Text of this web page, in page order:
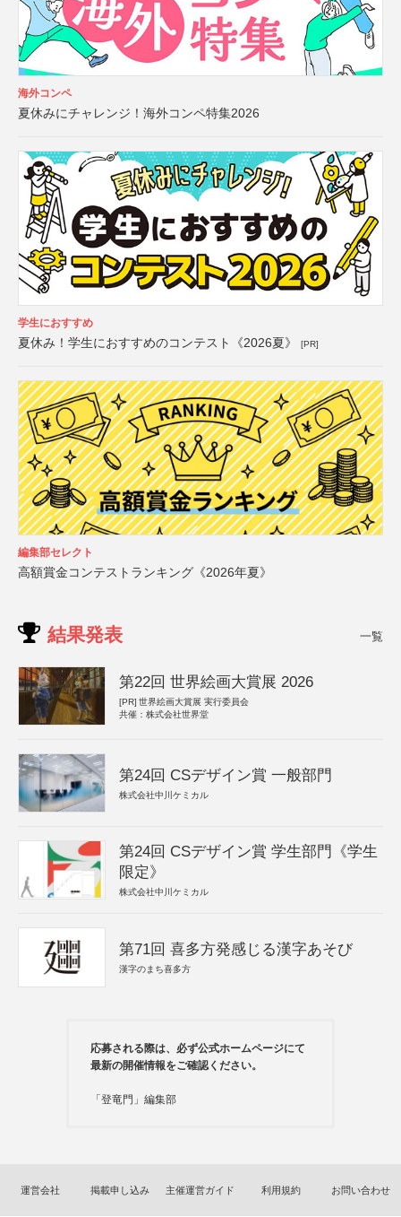
海外コンペ
夏休みにチャレンジ！海外コンペ特集2026
学生におすすめ
夏休み！学生におすすめのコンテスト《2026夏》 [PR]
編集部セレクト
高額賞金コンテストランキング《2026年夏》
結果発表 一覧
第22回 世界絵画大賞展 2026
[PR] 世界絵画大賞展 実行委員会
共催：株式会社世界堂
第24回 CSデザイン賞 一般部門
株式会社中川ケミカル
第24回 CSデザイン賞 学生部門《学生
限定》
株式会社中川ケミカル
第71回 喜多方発感じる漢字あそび
漢字のまち喜多方
応募される際は、必ず公式ホームページにて
最新の開催情報をご確認ください。
「登竜門」編集部
運営会社 掲載申し込み 主催運営ガイド 利用規約 お問い合わせ